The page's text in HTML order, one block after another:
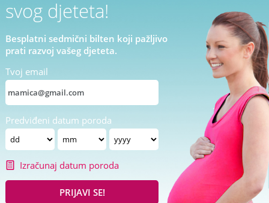
svog djeteta!
Besplatni sedmični bilten koji pažljivo
prati razvoj vašeg djeteta.
Tvoj email
Predviđeni datum poroda
Izračunaj datum poroda
PRIJAVI SE!